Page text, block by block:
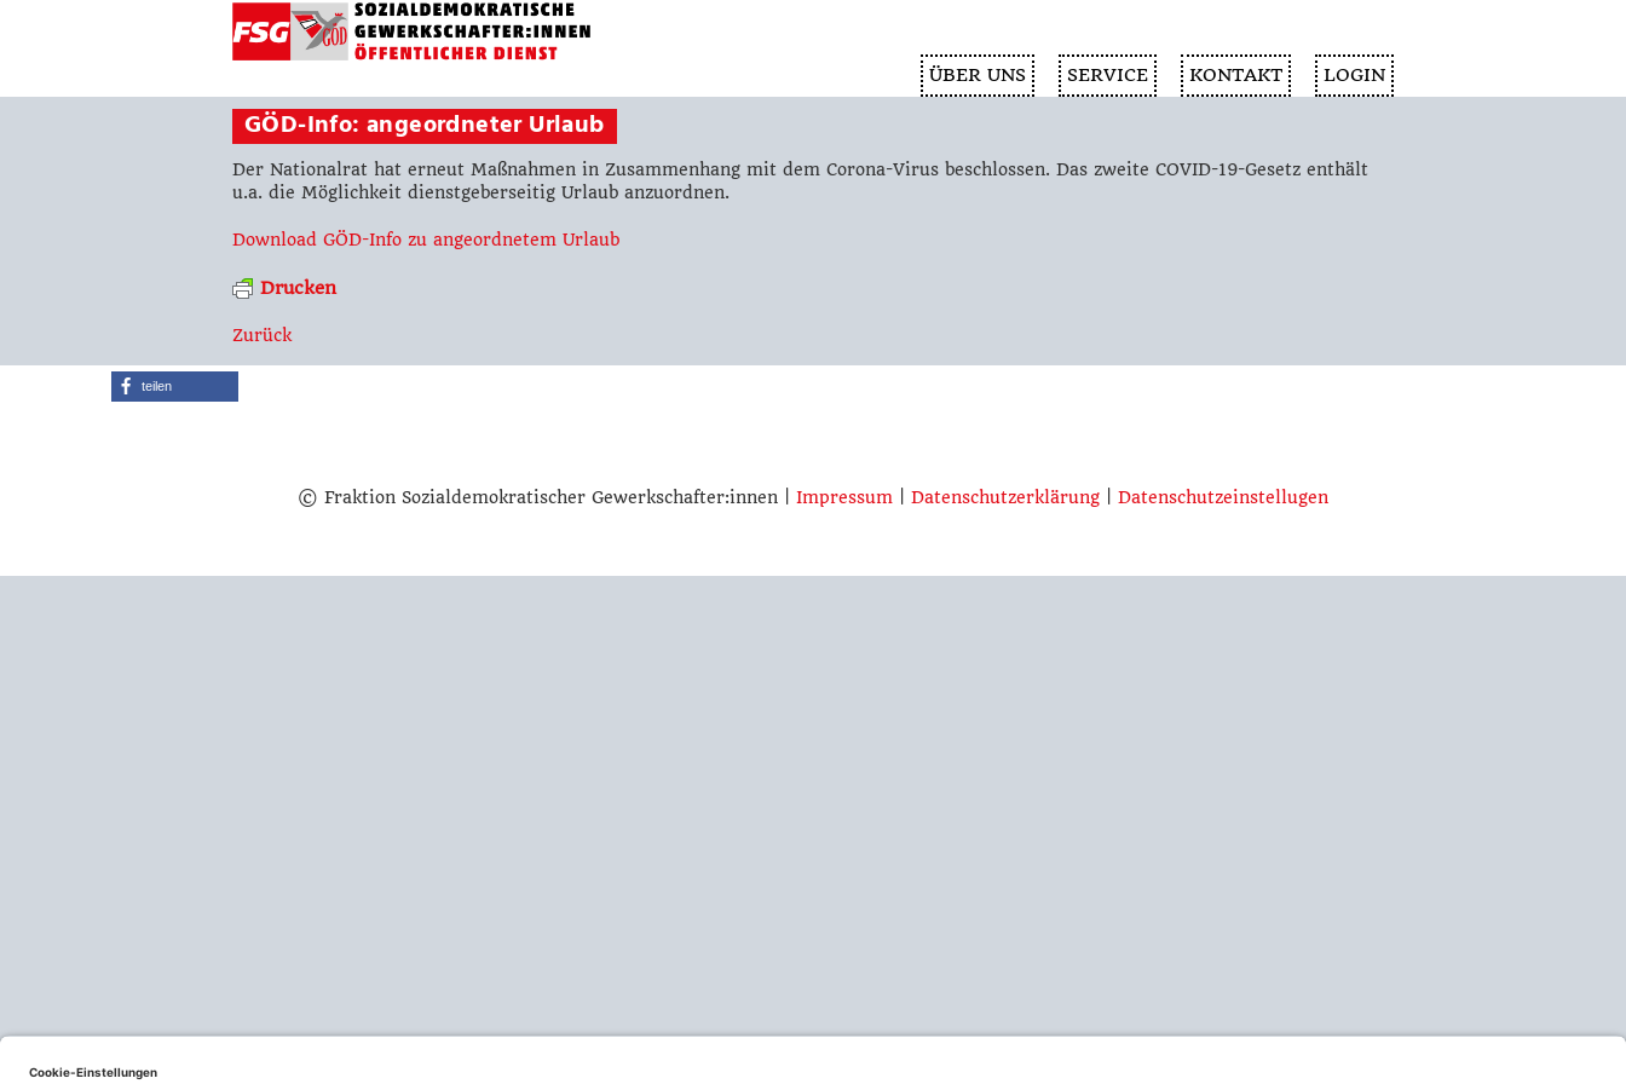
ÜBER UNS SERVICE KONTAKT LOGIN
GÖD-Info: angeordneter Urlaub
Der Nationalrat hat erneut Maßnahmen in Zusammenhang mit dem Corona-Virus beschlossen. Das zweite COVID-19-Gesetz enthält
u.a. die Möglichkeit dienstgeberseitig Urlaub anzuordnen.
Download GÖD-Info zu angeordnetem Urlaub
Drucken
Zurück
teilen
© Fraktion Sozialdemokratischer Gewerkschafter:innen | Impressum Datenschutzerklärung Datenschutzeinstellugen